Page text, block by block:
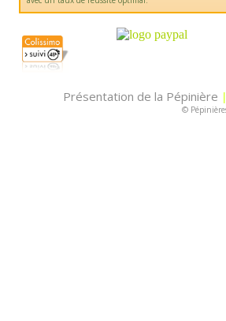
Présentation de la Pépinière |
©